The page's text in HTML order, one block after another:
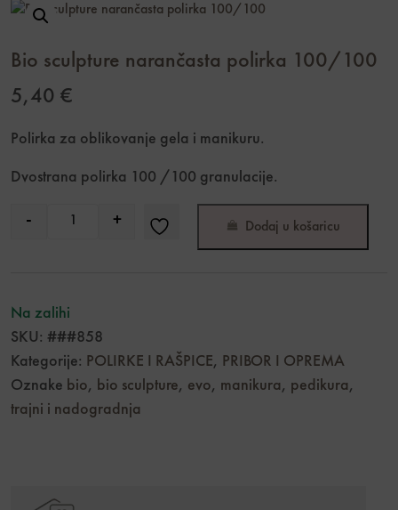
Bio sculpture narančasta polirka 100/100
5,40 €
Polirka za oblikovanje gela i manikuru.
Dvostrana polirka 100 /100 granulacije.
- + Dodaj u košaricu
Na zalihi
SKU: ###858
Kategorije: POLIRKE I RAŠPICE, PRIBOR I OPREMA
Oznake bio, bio sculpture, evo, manikura, pedikura,
trajni i nadogradnja